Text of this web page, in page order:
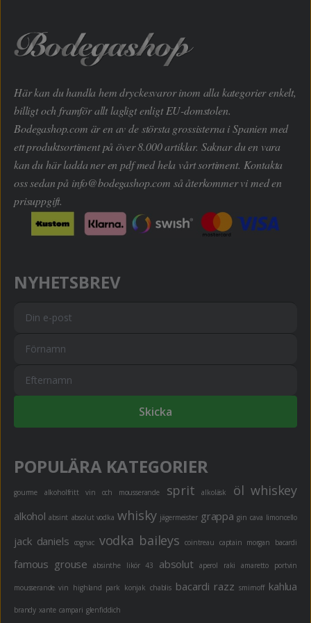
Här kan du handla hem dryckesvaror inom alla kategorier enkelt,
billigt och framför allt lagligt enligt EU-domstolen.
Bodegashop.com är en av de största grossisterna i Spanien med
ett produktsortiment på över 8.000 artiklar. Saknar du en vara
kan du här ladda ner en pdf med hela vårt sortiment. Kontakta
oss sedan på info@bodegashop.com så återkommer vi med en
prisuppgift.
NYHETSBREV
Skicka
POPULÄRA KATEGORIER
gourme alkoholfritt vin och mousserande sprit alkoläsk öl whiskey
alkohol absint absolut vodka whisky jägermeister grappa gin cava limoncello
jack daniels cognac vodka baileys cointreau captain morgan bacardi
famous grouse absinthe likör 43 absolut aperol raki amaretto portvin
mousserande vin highland park konjak chablis bacardi razz smirnoff kahlua
brandy xante campari glenfiddich